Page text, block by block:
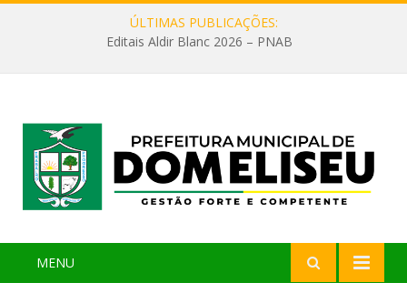
ÚLTIMAS PUBLICAÇÕES:
Editais Aldir Blanc 2026 – PNAB
MENU